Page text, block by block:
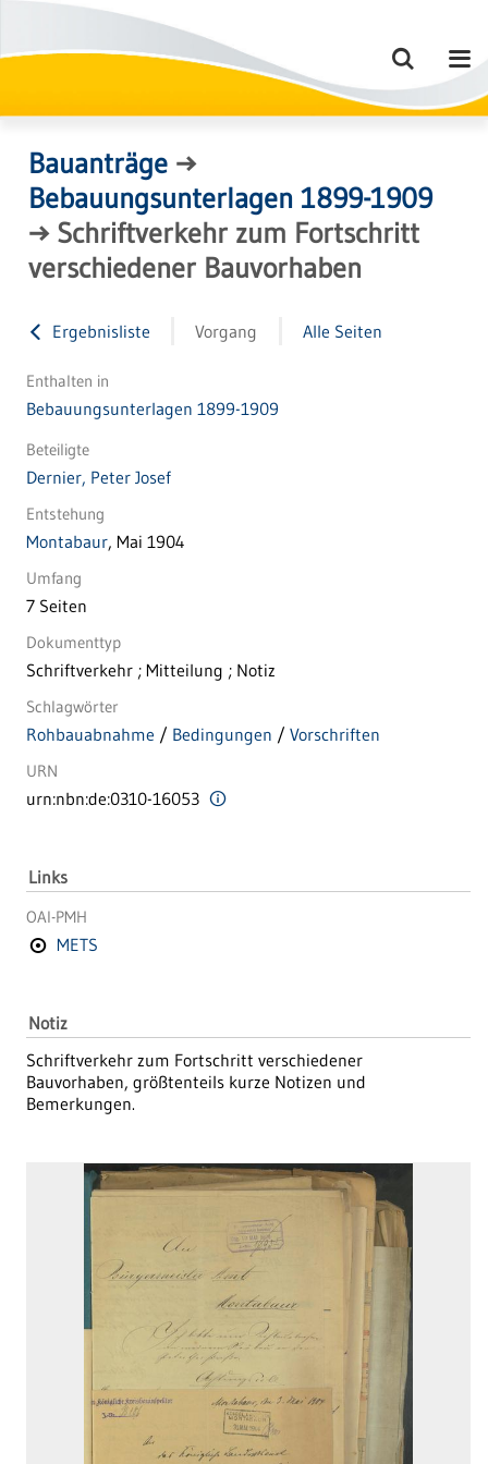
Bauanträge →
Bebauungsunterlagen 1899-1909
→ Schriftverkehr zum Fortschritt
verschiedener Bauvorhaben
Ergebnisliste Vorgang Alle Seiten
Enthalten in
Bebauungsunterlagen 1899-1909
Beteiligte
Dernier, Peter Josef
Entstehung
Montabaur, Mai 1904
Umfang
7 Seiten
Dokumenttyp
Schriftverkehr ; Mitteilung ; Notiz
Schlagwörter
Rohbauabnahme / Bedingungen / Vorschriften
URN
urn:nbn:de:0310-16053
Links
OAI-PMH
METS
Notiz
Schriftverkehr zum Fortschritt verschiedener
Bauvorhaben, größtenteils kurze Notizen und
Bemerkungen.